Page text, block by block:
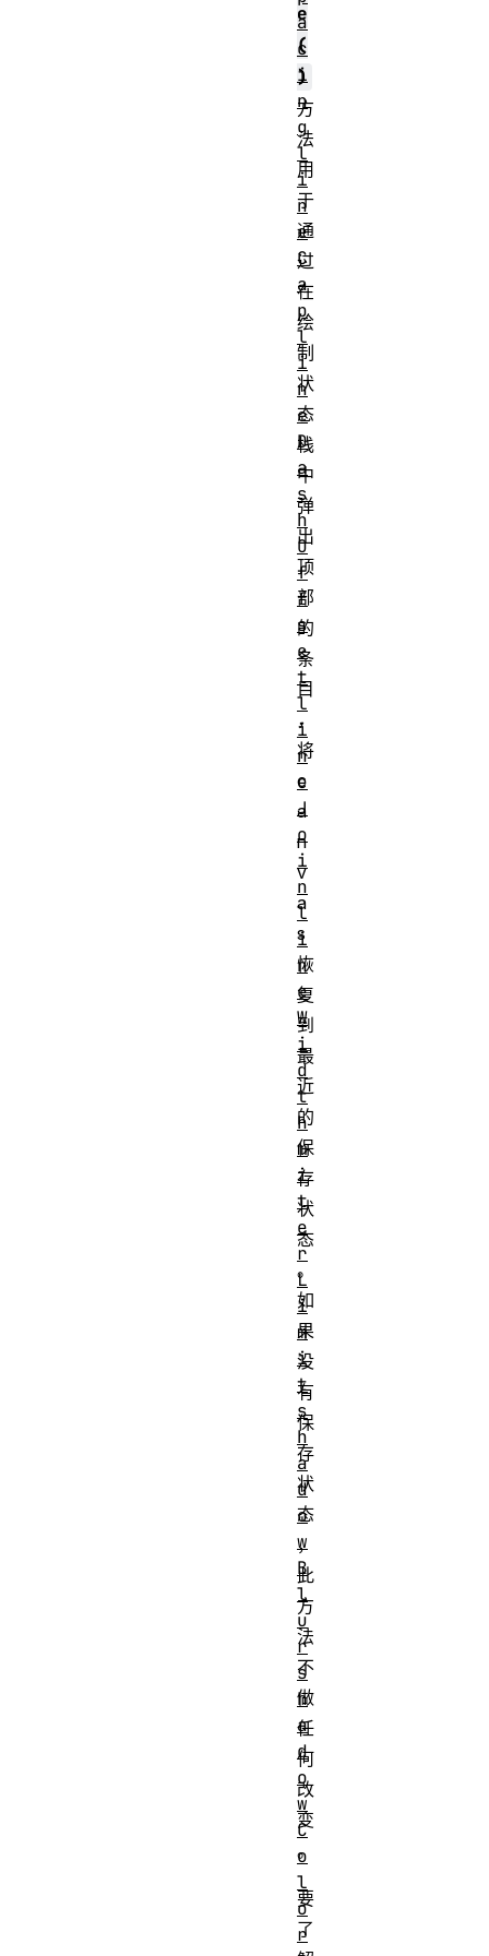
e
(
)
方
法
用
于
通
过
在
绘
制
状
态
栈
中
弹
出
顶
部
的
条
目
，
将
c
a
n
v
a
s
恢
复
到
最
近
的
保
存
状
态
。
如
果
没
有
保
存
状
态
，
此
方
法
不
做
任
何
改
变
。
要
了
a
c
i
n
g
l
i
n
e
C
a
p
l
i
n
e
D
a
s
h
O
f
f
s
e
t
l
i
n
e
J
o
i
n
l
i
n
e
W
i
d
t
h
m
i
t
e
r
L
i
m
i
t
s
h
a
d
o
w
B
l
u
r
s
h
a
d
o
w
C
o
l
o
r